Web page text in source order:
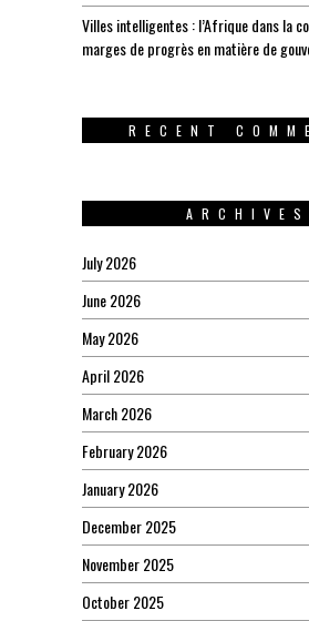
Villes intelligentes : l’Afrique dans la
marges de progrès en matière de
RECENT
ARCHIVES
July 2026
June 2026
May 2026
April 2026
March 2026
February 2026
January 2026
December 2025
November 2025
October 2025